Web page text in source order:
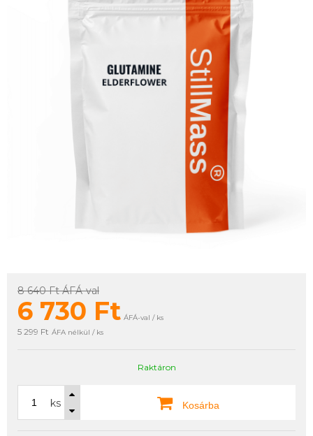
8 640 FtÁFÁ-val
6 730 Ft ÁFÁ-val / ks
5 299 Ft ÁFA nélkül / ks
Raktáron
ks Kosárba